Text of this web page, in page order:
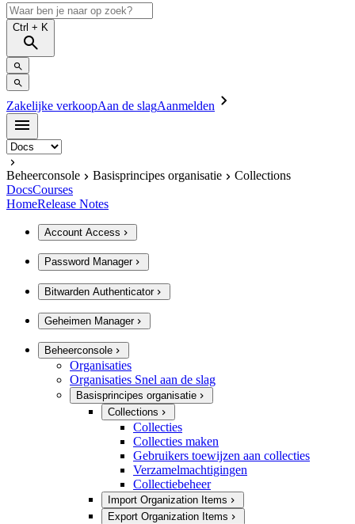
Ctrl + K
Zakelijke verkoopAan de slagAanmelden
Beheerconsole Basisprincipes organisatie
Collections
DocsCourses
HomeRelease Notes
Account Access
Password Manager
Bitwarden Authenticator
Geheimen Manager
Beheerconsole
Organisaties
Organisaties Snel aan de slag
Basisprincipes organisatie
Collections
Collecties
Collecties maken
Gebruikers toewijzen aan collecties
Verzamelmachtigingen
Collectiebeheer
Import Organization Items
Export Organization Items